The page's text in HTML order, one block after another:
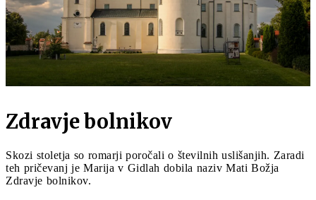
Zdravje bolnikov
Skozi stoletja so romarji poročali o številnih uslišanjih. Zaradi
teh pričevanj je Marija v Gidlah dobila naziv Mati Božja
Zdravje bolnikov.